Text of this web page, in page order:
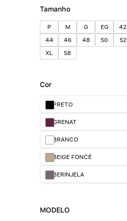
Tamanho
P M G EG
42
44
46 48 50
52
XL
58
Cor
PRETO
GRENAT
BRANCO
BEIGE FONCÉ
BERINJELA
MODELO